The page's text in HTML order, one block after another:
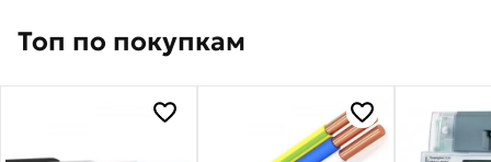
Топ по покупкам